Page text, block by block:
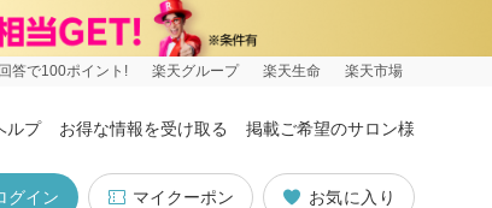
答で100ポイント! 楽天グループ 楽天生命 楽天市場
ルプ お得な情報を受け取る 掲載ご希望のサロン様
お気に入り
マイクーポン
グイン